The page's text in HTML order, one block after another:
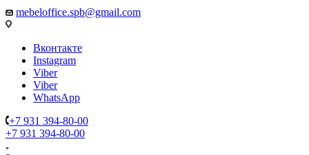
mebeloffice.spb@gmail.com
Вконтакте
Instagram
Viber
Viber
WhatsApp
+7 931 394-80-00
+7 931 394-80-00